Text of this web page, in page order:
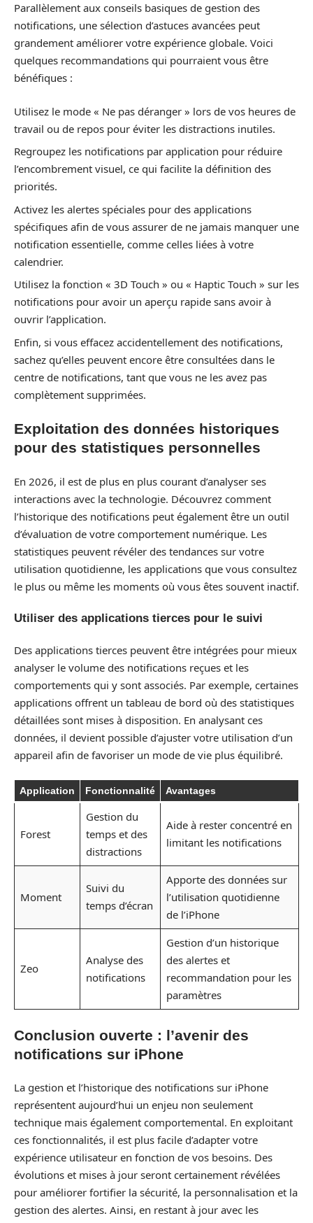
Parallèlement aux conseils basiques de gestion des
notifications, une sélection d’astuces avancées peut
grandement améliorer votre expérience globale. Voici
quelques recommandations qui pourraient vous être
bénéfiques :
Utilisez le mode « Ne pas déranger » lors de vos heures de
travail ou de repos pour éviter les distractions inutiles.
Regroupez les notifications par application pour réduire
l’encombrement visuel, ce qui facilite la définition des
priorités.
Activez les alertes spéciales pour des applications
spécifiques afin de vous assurer de ne jamais manquer une
notification essentielle, comme celles liées à votre
calendrier.
Utilisez la fonction « 3D Touch » ou « Haptic Touch » sur les
notifications pour avoir un aperçu rapide sans avoir à
ouvrir l’application.
Enfin, si vous effacez accidentellement des notifications,
sachez qu’elles peuvent encore être consultées dans le
centre de notifications, tant que vous ne les avez pas
complètement supprimées.
Exploitation des données historiques
pour des statistiques personnelles
En 2026, il est de plus en plus courant d’analyser ses
interactions avec la technologie. Découvrez comment
l’historique des notifications peut également être un outil
d’évaluation de votre comportement numérique. Les
statistiques peuvent révéler des tendances sur votre
utilisation quotidienne, les applications que vous consultez
le plus ou même les moments où vous êtes souvent inactif.
Utiliser des applications tierces pour le suivi
Des applications tierces peuvent être intégrées pour mieux
analyser le volume des notifications reçues et les
comportements qui y sont associés. Par exemple, certaines
applications offrent un tableau de bord où des statistiques
détaillées sont mises à disposition. En analysant ces
données, il devient possible d’ajuster votre utilisation d’un
appareil afin de favoriser un mode de vie plus équilibré.
Application Fonctionnalité Avantages
Forest
Gestion du
temps et des
distractions
Aide à rester concentré en
limitant les notifications
Moment
Suivi du
temps d’écran
Apporte des données sur
l’utilisation quotidienne
de l’iPhone
Zeo
Analyse des
notifications
Gestion d’un historique
des alertes et
recommandation pour les
paramètres
Conclusion ouverte : l’avenir des
notifications sur iPhone
La gestion et l’historique des notifications sur iPhone
représentent aujourd’hui un enjeu non seulement
technique mais également comportemental. En exploitant
ces fonctionnalités, il est plus facile d’adapter votre
expérience utilisateur en fonction de vos besoins. Des
évolutions et mises à jour seront certainement révélées
pour améliorer fortifier la sécurité, la personnalisation et la
gestion des alertes. Ainsi, en restant à jour avec les